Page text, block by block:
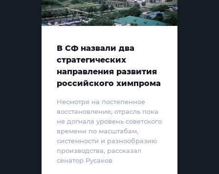
В СФ назвали два
стратегических
направления развития
российского химпрома
Несмотря на постепенное
восстановление, отрасль пока
не догнала уровень советского
времени по масштабам,
системности и разнообразию
производства, рассказал
сенатор Русаков